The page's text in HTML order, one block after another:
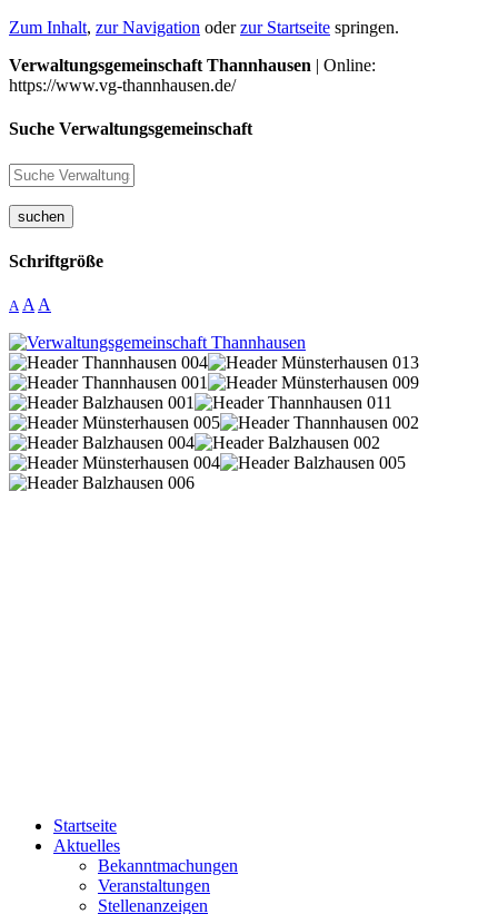
Zum Inhalt, zur Navigation oderzur Startseite springen.
Verwaltungsgemeinschaft Thannhausen | Online:
https://www.vg-thannhausen.de/
Suche Verwaltungsgemeinschaft
suchen
Schriftgröße
A A A
Startseite
Aktuelles
Bekanntmachungen
Veranstaltungen
Stellenanzeigen